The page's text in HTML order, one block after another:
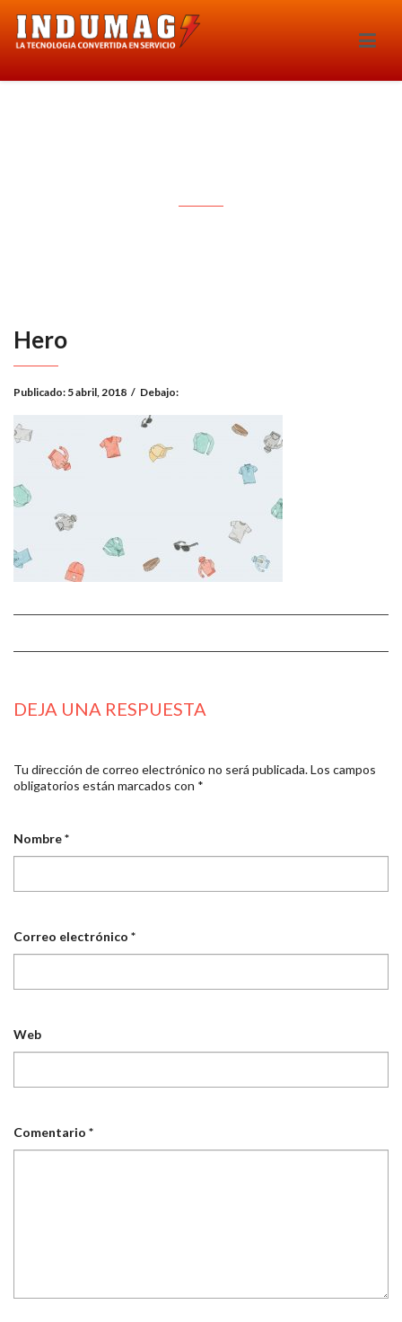
Hero
Publicado: 5 abril, 2018 / Debajo:
DEJA UNA RESPUESTA
Tu dirección de correo electrónico no será publicada.Los campos
obligatorios están marcados con *
Nombre*
Correo electrónico *
Web
Comentario *